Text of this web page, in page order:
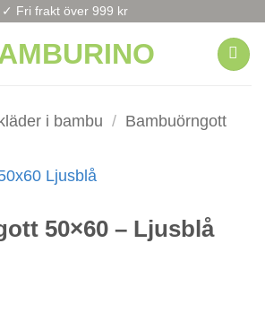
✓ Fri frakt över 999 kr
i bambu / Bambuörngott
50×60 – Ljusblå